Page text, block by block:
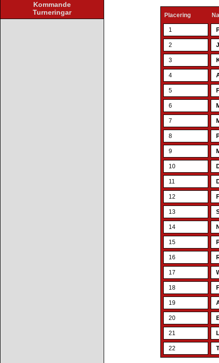
Kommande
Turneringar
Placering
1
2
3
4
5
6
7
8
9
10
11
12
13
14
15
16
17
18
19
20
21
22